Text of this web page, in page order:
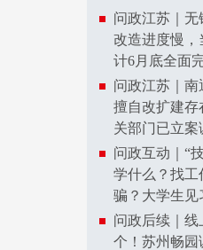
问政江苏｜无
改造进度慢，
计6月底全面
问政江苏｜
擅自改扩建存
关部门已立案
问政互动｜“
学什么？找工
骗？大学生见
问政后续｜线
个！苏州畅园